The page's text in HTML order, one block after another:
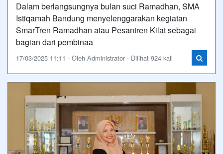
Dalam berlangsungnya bulan suci Ramadhan, SMA
Istiqamah Bandung menyelenggarakan kegiatan
SmarTren Ramadhan atau Pesantren Kilat sebagai
bagian dari pembinaa
17/03/2025 11:11 - Oleh Administrator - Dilihat 924 kali